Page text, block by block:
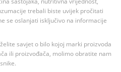
trebali biste uvijek pročitati
se oslanjati isključivo na informacije
savjet o bilo kojoj marki proizvoda
ili proizvođača, molimo obratite nam